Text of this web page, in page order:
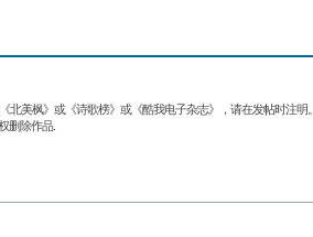
美枫》或《诗歌榜》或《酷我电子杂志》，请在发帖时注明。
删除作品.